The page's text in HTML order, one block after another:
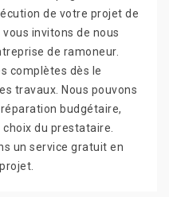
de votre projet de
invitons de nous
de ramoneur.
complètes dès le
travaux. Nous pouvons
budgétaire,
du prestataire.
un service gratuit en